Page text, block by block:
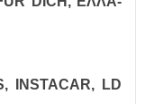
INSTACAR, LD